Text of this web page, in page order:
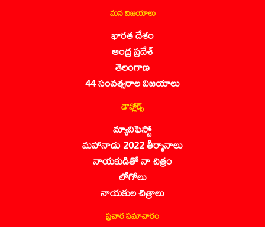
మన విజయాలు
భారత దేశం
ఆంధ్ర ప్రదేశ్
తెలంగాణ
44 సంవత్సరాల విజయాలు
డౌన్లోడ్స్
మ్యానిఫెస్టో
మహానాడు 2022 తీర్మానాలు
నాయకుడితో నా చిత్రం
లోగోలు
నాయకుల చిత్రాలు
ప్రచార సమాచారం